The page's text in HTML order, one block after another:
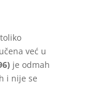
već u
je odmah
i nije se